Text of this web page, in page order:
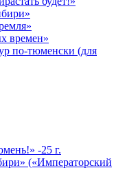
времен»
по-тюменски (для
-25 г.
(«Императорский